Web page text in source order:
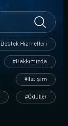
Hizmetleri
#Hakkımızda
#İletişim
#Ödüller